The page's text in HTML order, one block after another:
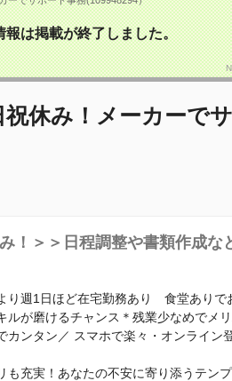
報は掲載が終了しました。
休み！メーカーで
！＞＞日程調整や書類作成な
り週1日ほど在宅勤務あり 食堂ありで
が磨けるチャンス＊残業少なめでメ
ンタン／ スマホで楽々・オンライン
充実！あなたの不安に寄り添うテン